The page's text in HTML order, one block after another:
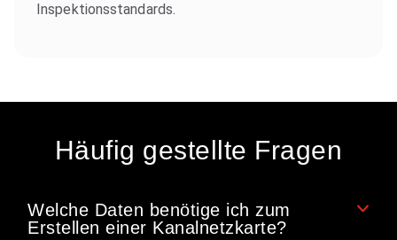
Inspektionsstandards.
Häufig gestellte Fragen
Welche Daten benötige ich zum
Erstellen einer Kanalnetzkarte?